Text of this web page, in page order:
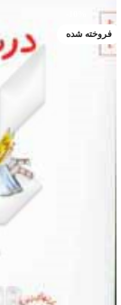
فروخته شده